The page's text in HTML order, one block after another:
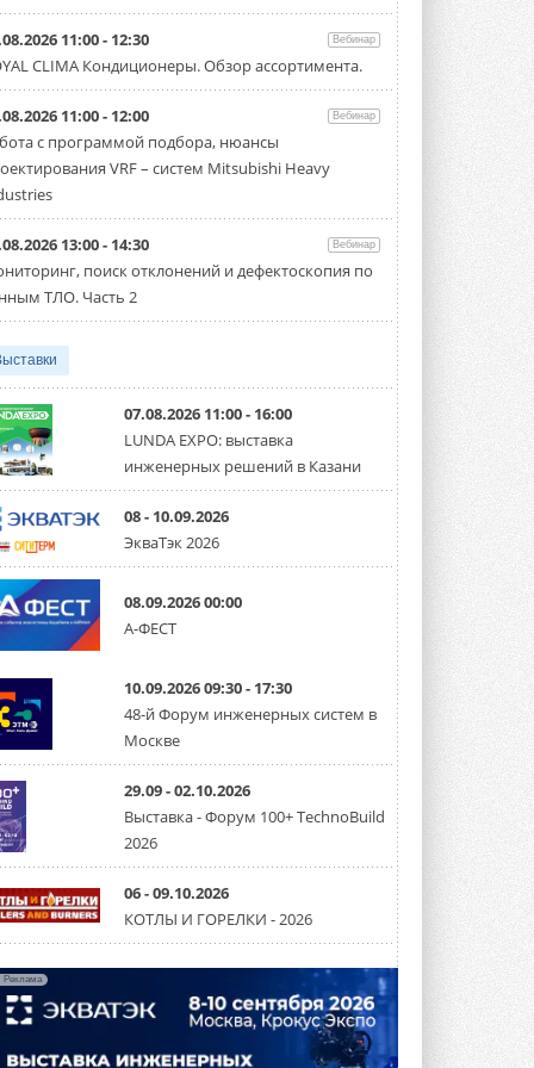
Carrier модернизирует
флагманский чиллер AquaEdge
19XR
Чиллер получил новую версию,
работающую на хладагенте R1234ze ...
31 ИЮЛЯ 2026
Mitsubishi расширяет
компанию MEHITS US Inc. ...
31 ИЮЛЯ 2026
свой специальный перечень Covered ...
31 ИЮЛЯ 2026
Уже через месяц в России
можно будет устанавливать
солнечные панели в МКД
С 1 сентября снимается запрет на
микрогенерацию в многоквартирных ...
30 ИЮЛЯ 2026
Канальные вентиляторы с ЕС-
двигателями Sysimple TRS EC
Poti
30 ИЮЛЯ 2026
Краска для окон: как выбрать
состав, который не
растрескается после первой
зимы
Частые вопросы о краске для окон ...
30 ИЮЛЯ 2026
СИЭНПИ РУС представила
новую серию консольных
насосов NM
помогает снизить энергопотребление ...
30 ИЮЛЯ 2026
Группа «Теплолюкс» открыла
новую производственную
площадку
11:00 - 12:30 Вебинар
CLIMA Кондиционеры. Обзор ассортимента.
11:00 - 12:00 Вебинар
с программой подбора, нюансы
VRF – систем Mitsubishi Heavy
13:00 - 14:30 Вебинар
поиск отклонений и дефектоскопия по
ТЛО. Часть 2
07.08.2026 11:00 - 16:00
LUNDA EXPO: выставка
инженерных решений в Казани
08 - 10.09.2026
ЭкваТэк 2026
08.09.2026 00:00
А-ФЕСТ
10.09.2026 09:30 - 17:30
48-й Форум инженерных систем в
Москве
29.09 - 02.10.2026
Выставка - Форум 100+ TechnoBuild
2026
06 - 09.10.2026
КОТЛЫ И ГОРЕЛКИ - 2026
Реклама